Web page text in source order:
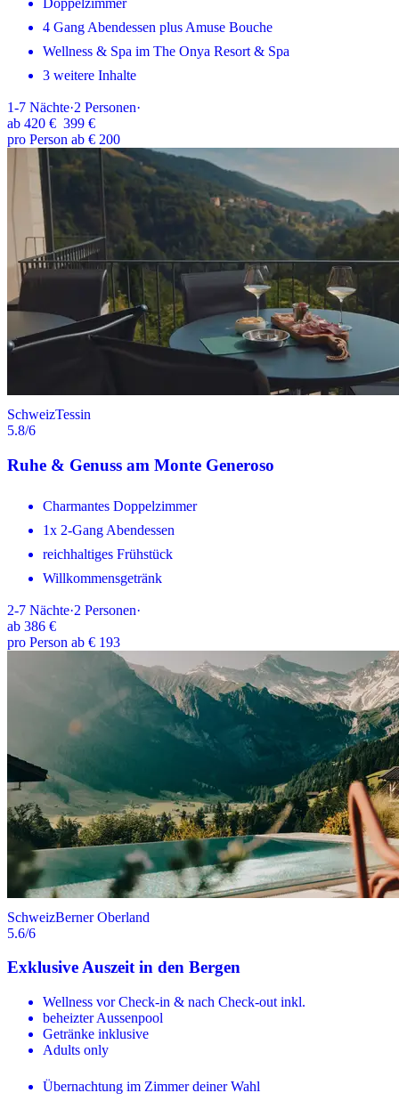
Doppelzimmer
4 Gang Abendessen plus Amuse Bouche
Wellness & Spa im The Onya Resort & Spa
3 weitere Inhalte
1-7 Nächte·2 Personen·
ab 420 € 399 €
pro Person ab € 200
SchweizTessin
5.8/6
Ruhe & Genuss am Monte Generoso
Charmantes Doppelzimmer
1x 2-Gang Abendessen
reichhaltiges Frühstück
Willkommensgetränk
2-7 Nächte·2 Personen·
ab 386 €
pro Person ab € 193
SchweizBerner Oberland
5.6/6
Exklusive Auszeit in den Bergen
Wellness vor Check-in & nach Check-out inkl.
beheizter Aussenpool
Getränke inklusive
Adults only
Übernachtung im Zimmer deiner Wahl